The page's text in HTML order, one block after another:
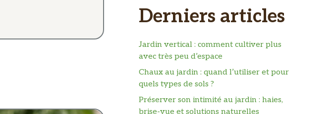
Derniers articles
Jardin vertical : comment cultiver plus
avec très peu d’espace
Chaux au jardin : quand l’utiliser et pour
quels types de sols ?
Préserver son intimité au jardin : haies,
brise-vue et solutions naturelles